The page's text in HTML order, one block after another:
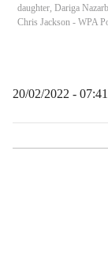
daughter, Dariga
Chris Jackson - WPA
20/02/2022 - 07:41